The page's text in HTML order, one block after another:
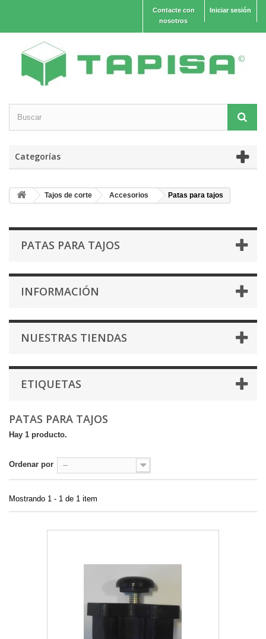
Iniciar sesión
Contacte con
nosotros
Categorías
Tajos de corte Accesorios Patas para tajos
PATAS PARA TAJOS
INFORMACIÓN
NUESTRAS TIENDAS
ETIQUETAS
PATAS PARA TAJOS
Hay 1 producto.
Ordenar por --
Mostrando 1 - 1 de 1 item